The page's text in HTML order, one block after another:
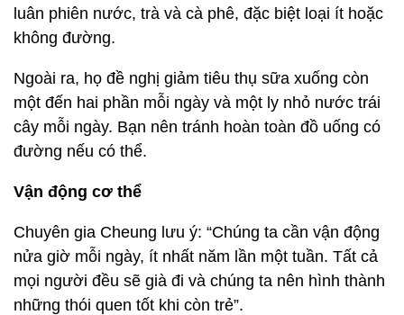
luân phiên nước, trà và cà phê, đặc biệt loại ít hoặc
không đường.
Ngoài ra, họ đề nghị giảm tiêu thụ sữa xuống còn
một đến hai phần mỗi ngày và một ly nhỏ nước trái
cây mỗi ngày. Bạn nên tránh hoàn toàn đồ uống có
đường nếu có thể.
Vận động cơ thể
Chuyên gia Cheung lưu ý: “Chúng ta cần vận động
nửa giờ mỗi ngày, ít nhất năm lần một tuần. Tất cả
mọi người đều sẽ già đi và chúng ta nên hình thành
những thói quen tốt khi còn trẻ”.